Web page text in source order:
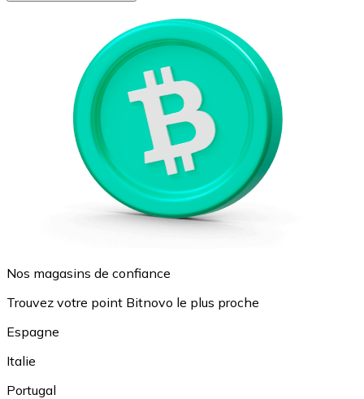
Nos magasins de confiance
Trouvez votre point Bitnovo le plus proche
Espagne
Italie
Portugal